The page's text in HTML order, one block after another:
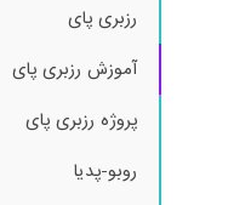
رزبری پای
آموزش رزبری پای
پروژه رزبری پای
روبو-پدیا